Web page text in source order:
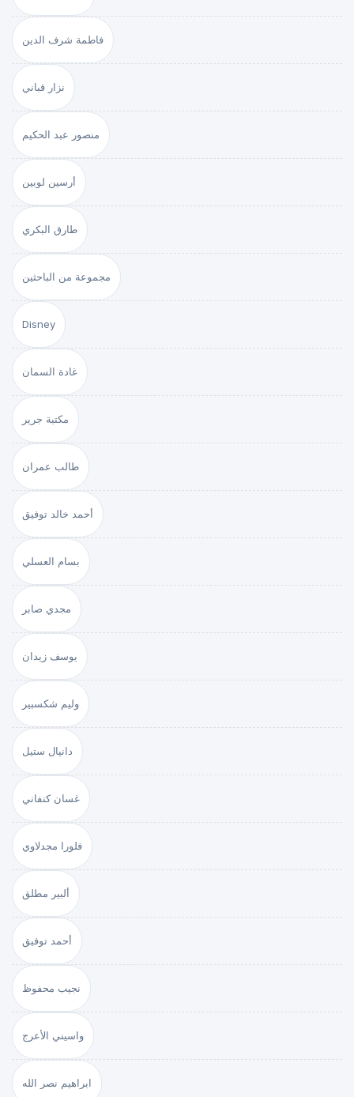
فاطمة شرف الدين
نزار قباني
منصور عبد الحكيم
أرسين لوبين
طارق البكري
مجموعة من الباحثين
Disney
غادة السمان
مكتبة جرير
طالب عمران
أحمد خالد توفيق
بسام العسلي
مجدي صابر
يوسف زيدان
وليم شكسبير
دانيال ستيل
غسان كنفاني
فلورا مجدلاوي
ألبير مطلق
أحمد توفيق
نجيب محفوظ
واسيني الأعرج
ابراهيم نصر الله